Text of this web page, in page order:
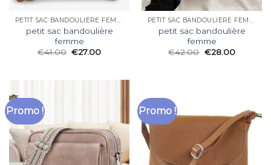
PETIT SAC BANDOULIÈRE FEMME
petit sac bandoulière
femme
€41.00 €27.00
PETIT SAC BANDOULIÈRE FEMME
petit sac bandoulière
femme
€42.00 €28.00
Promo ! Promo !